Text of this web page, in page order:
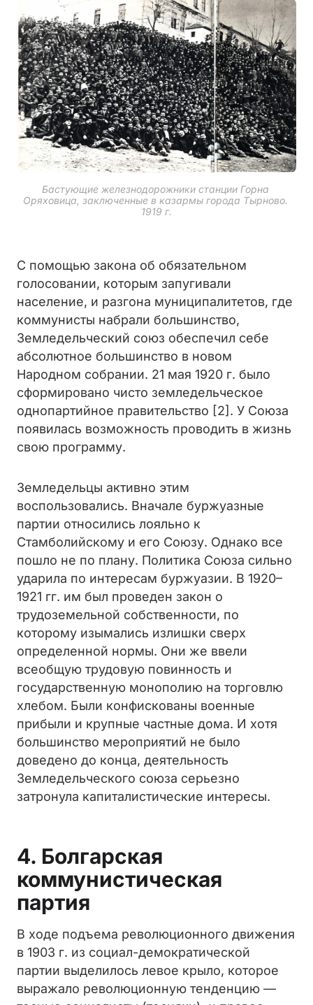
Бастующие железнодорожники станции Горна
Оряховица, заключенные в казармы города Тырново.
1919 г.
С помощью закона об обязательном
голосовании, которым запугивали
население, и разгона муниципалитетов, где
коммунисты набрали большинство,
Земледельческий союз обеспечил себе
абсолютное большинство в новом
Народном собрании. 21 мая 1920 г. было
сформировано чисто земледельческое
однопартийное правительство [2]. У Союза
появилась возможность проводить в жизнь
свою программу.
Земледельцы активно этим
воспользовались. Вначале буржуазные
партии относились лояльно к
Стамболийскому и его Союзу. Однако все
пошло не по плану. Политика Союза сильно
ударила по интересам буржуазии. В 1920–
1921 гг. им был проведен закон о
трудоземельной собственности, по
которому изымались излишки сверх
определенной нормы. Они же ввели
всеобщую трудовую повинность и
государственную монополию на торговлю
хлебом. Были конфискованы военные
прибыли и крупные частные дома. И хотя
большинство мероприятий не было
доведено до конца, деятельность
Земледельческого союза серьезно
затронула капиталистические интересы.
4. Болгарская
коммунистическая
партия
В ходе подъема революционного движения
в 1903 г. из социал-демократической
партии выделилось левое крыло, которое
выражало революционную тенденцию —